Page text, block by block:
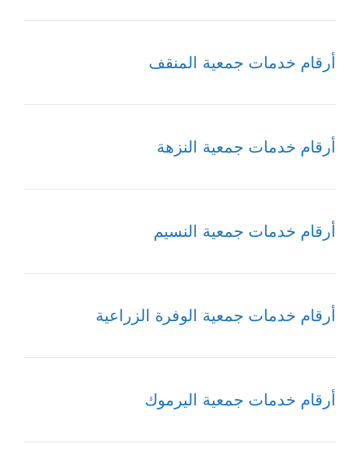
أرقام خدمات جمعية المنقف
أرقام خدمات جمعية النزهة
أرقام خدمات جمعية النسيم
أرقام خدمات جمعية الوفرة الزراعية
أرقام خدمات جمعية اليرموك